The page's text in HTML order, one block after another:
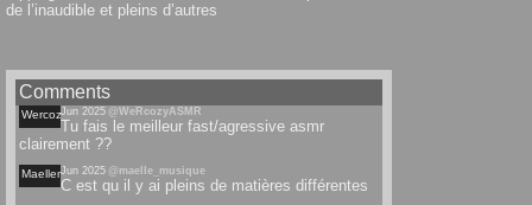
de l’inaudible et pleins d’autres
Comments
Wercozyasmr
Jun 2025 @WeRcozyASMR
Tu fais le meilleur fast/agressive asmr
clairement ??
Maellemusique
Jun 2025 @maelle_musique
C est qu il y ai pleins de matières différentes